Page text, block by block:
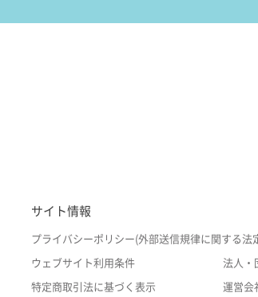
サイト情報
プライバシーポリシー(外部送信規律に関する法
ウェブサイト利用条件 法人・
特定商取引法に基づく表示 運営会